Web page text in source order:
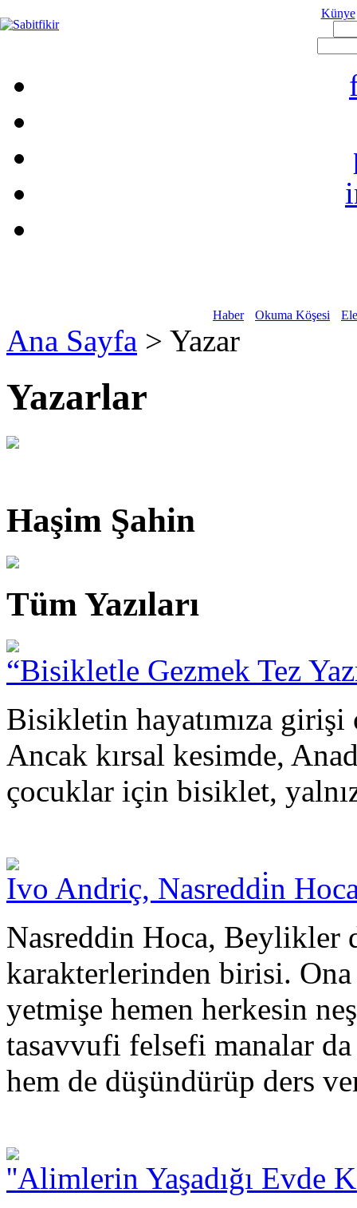
Künye
Haber Okuma Köşesi
Ana Sayfa > Yazar
Yazarlar
Haşim Şahin
Tüm Yazıları
“Bisikletle Gezmek Tez
Bisikletin hayatımıza
Ancak kırsal kesimde,
çocuklar için bisiklet,
Ivo Andriç, Nasreddi̇n
Nasreddin Hoca, Beylikler
karakterlerinden birisi.
yetmişe hemen herkesin
tasavvufi felsefi manalar
hem de düşündürüp ders
''Alimlerin Yaşadığı Evde